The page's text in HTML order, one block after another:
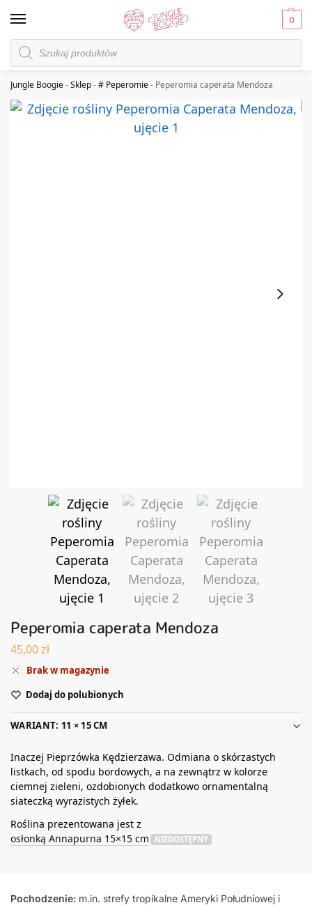
0
Jungle Boogie-Sklep-# Peperomie- Peperomia caperata Mendoza
Peperomia caperata Mendoza
45,00zł
Brak w magazynie
Dodaj do polubionych
WARIANT: 11 × 15 CM
Inaczej Pieprzówka Kędzierzawa. Odmiana o skórzastych
listkach, od spodu bordowych, a na zewnątrz w kolorze
ciemnej zieleni, ozdobionych dodatkowo ornamentalną
siateczką wyrazistych żyłek.
Roślina prezentowana jest z
osłonką Annapurna 15×15 cm
NIEDOSTĘPNY
Pochodzenie: m.in. strefy tropikalne Ameryki Południowej i